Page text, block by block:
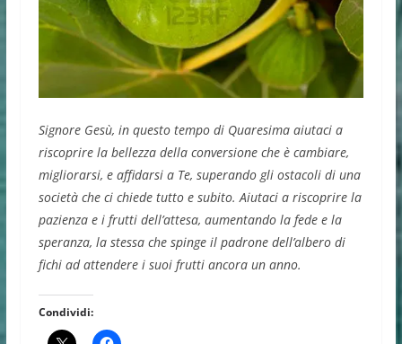
Signore Gesù, in questo tempo di Quaresima aiutaci a
riscoprire la bellezza della conversione che è cambiare,
migliorarsi, e affidarsi a Te, superando gli ostacoli di una
società che ci chiede tutto e subito. Aiutaci a riscoprire la
pazienza e i frutti dell’attesa, aumentando la fede e la
speranza, la stessa che spinge il padrone dell’albero di
fichi ad attendere i suoi frutti ancora un anno.
Condividi: